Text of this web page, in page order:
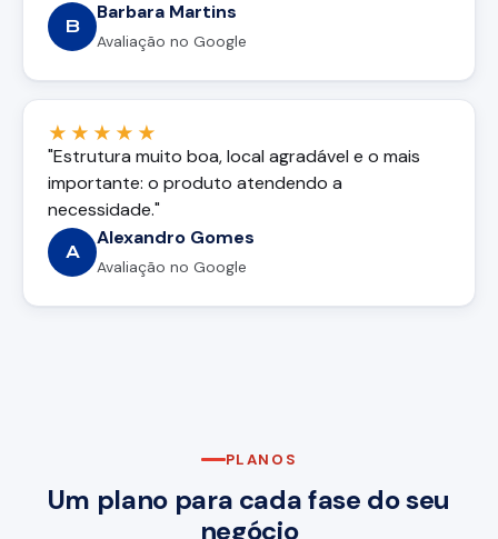
B
Barbara Martins
Avaliação no Google
★★★★★
"Estrutura muito boa, local agradável e o mais
importante: o produto atendendo a
necessidade."
A
Alexandro Gomes
Avaliação no Google
PLANOS
Um plano para cada fase do seu
negócio